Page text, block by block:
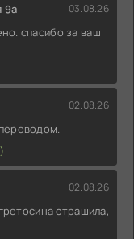
9а 03.08.26
спасибо за ваш
02.08.26
02.08.26
страшила,